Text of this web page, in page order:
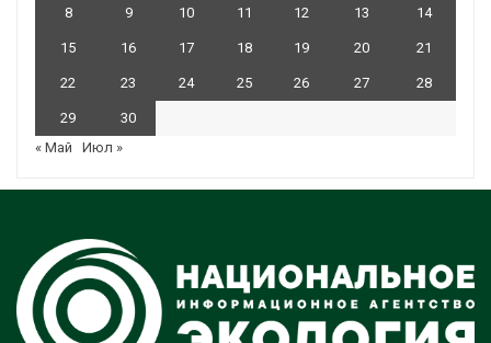
8 9 10 11 12 13 14
15 16 17 18 19 20 21
22 23 24 25 26 27 28
29
30
« Май
Июл »